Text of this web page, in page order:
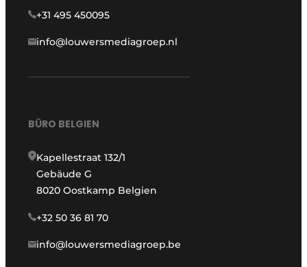
+31 495 450095
info@louwersmediagroep.nl
BÜRO BELGIEN
Kapellestraat 132/1
Gebäude G
8020 Oostkamp Belgien
+32 50 36 81 70
info@louwersmediagroep.be